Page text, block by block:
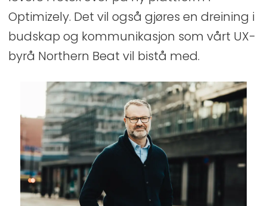
Optimizely. Det vil også gjøres en dreining i
budskap og kommunikasjon som vårt UX-
byrå Northern Beat vil bistå med.